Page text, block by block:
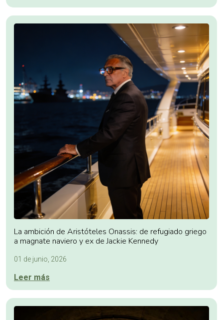
La ambición de Aristóteles Onassis: de refugiado griego
a magnate naviero y ex de Jackie Kennedy
01 de junio, 2026
Leer más